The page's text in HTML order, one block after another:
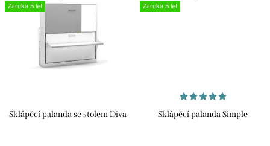
Záruka 5 let
Sklápěcí palanda se stolem Diva
Záruka 5 let
Sklápěcí palanda Simple